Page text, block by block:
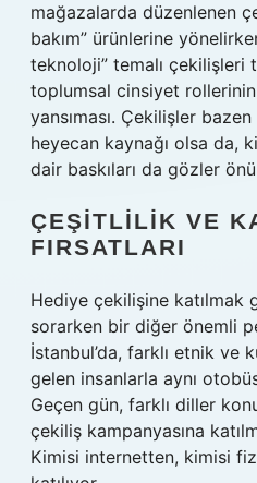
mağazalarda düzenlenen
bakım” ürünlerine
teknoloji” temalı çekilişleri
toplumsal cinsiyet
yansıması. Çekilişler
heyecan kaynağı olsa da,
dair baskıları da gözler
ÇEŞITLILIK VE
FIRSATLARI
Hediye çekilişine katılmak
sorarken bir diğer önemli
İstanbul’da, farklı etnik ve
gelen insanlarla aynı
Geçen gün, farklı diller
çekiliş kampanyasına
Kimisi internetten, kimisi